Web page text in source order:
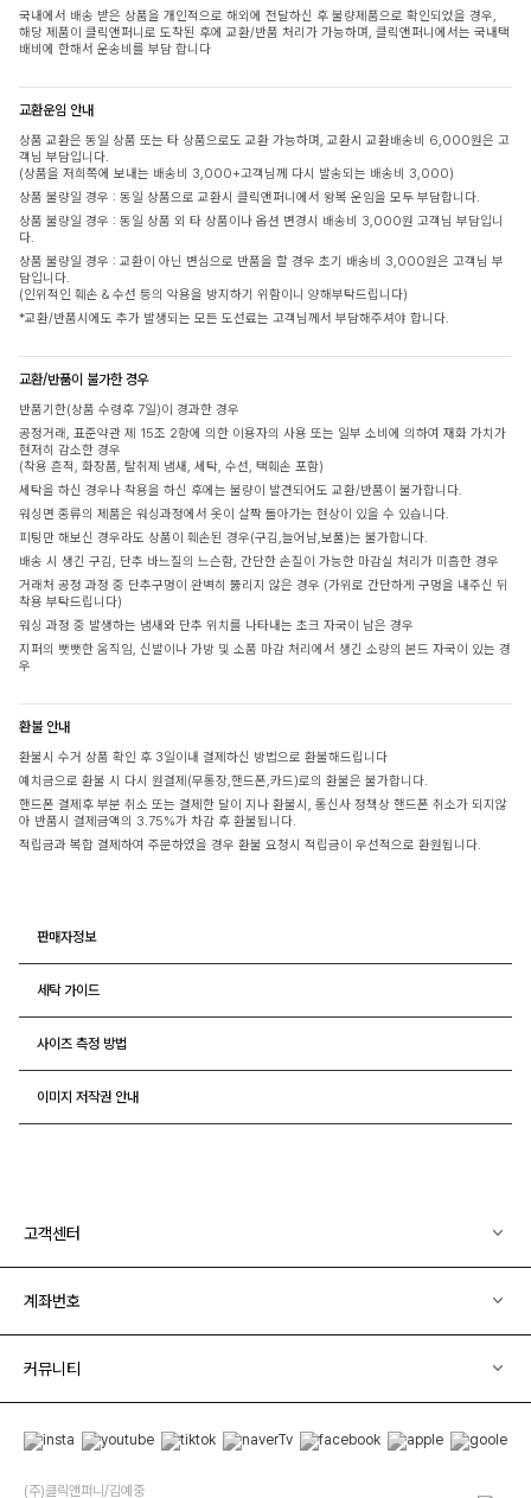
국내에서 배송 받은 상품을 개인적으로 해외에 전달하신 후 불량제품으로 확인되었을 경우,
해당 제품이 클릭앤퍼니로 도착된 후에 교환/반품 처리가 가능하며, 클릭앤퍼니에서는 국내택
배비에 한해서 운송비를 부담 합니다
교환운임 안내
상품 교환은 동일 상품 또는 타 상품으로도 교환 가능하며, 교환시 교환배송비 6,000원은 고
객님 부담입니다.
(상품을 저희쪽에 보내는 배송비 3,000+고객님께 다시 발송되는 배송비 3,000)
상품 불량일 경우 : 동일 상품으로 교환시 클릭앤퍼니에서 왕복 운임을 모두 부담합니다.
상품 불량일 경우 : 동일 상품 외 타 상품이나 옵션 변경시 배송비 3,000원 고객님 부담입니
다.
상품 불량일 경우 : 교환이 아닌 변심으로 반품을 할 경우 초기 배송비 3,000원은 고객님 부
담입니다.
(인위적인 훼손 & 수선 등의 악용을 방지하기 위함이니 양해부탁드립니다)
*교환/반품시에도 추가 발생되는 모든 도선료는 고객님께서 부담해주셔야 합니다.
교환/반품이 불가한 경우
반품기한(상품 수령후 7일)이 경과한 경우
공정거래, 표준약관 제 15조 2항에 의한 이용자의 사용 또는 일부 소비에 의하여 재화 가치가
현저히 감소한 경우
(착용 흔적, 화장품, 탈취제 냄새, 세탁, 수선, 택훼손 포함)
세탁을 하신 경우나 착용을 하신 후에는 불량이 발견되어도 교환/반품이 불가합니다.
워싱면 종류의 제품은 워싱과정에서 옷이 살짝 돌아가는 현상이 있을 수 있습니다.
피팅만 해보신 경우라도 상품이 훼손된 경우(구김,늘어남,보풀)는 불가합니다.
배송 시 생긴 구김, 단추 바느질의 느슨함, 간단한 손질이 가능한 마감실 처리가 미흡한 경우
거래처 공정 과정 중 단추구멍이 완벽히 뚫리지 않은 경우 (가위로 간단하게 구멍을 내주신 뒤
착용 부탁드립니다)
워싱 과정 중 발생하는 냄새와 단추 위치를 나타내는 초크 자국이 남은 경우
지퍼의 뻣뻣한 움직임, 신발이나 가방 및 소품 마감 처리에서 생긴 소량의 본드 자국이 있는 경
우
환불 안내
환불시 수거 상품 확인 후 3일이내 결제하신 방법으로 환불해드립니다
예치금으로 환불 시 다시 원결제(무통장,핸드폰,카드)로의 환불은 불가합니다.
핸드폰 결제후 부분 취소 또는 결제한 달이 지나 환불시, 통신사 정책상 핸드폰 취소가 되지않
아 반품시 결제금액의 3.75%가 차감 후 환불됩니다.
적립금과 복합 결제하여 주문하였을 경우 환불 요청시 적립금이 우선적으로 환원됩니다.
판매자정보
세탁 가이드
사이즈 측정 방법
이미지 저작권 안내
고객센터
계좌번호
커뮤니티
(주)클릭앤퍼니/김예중